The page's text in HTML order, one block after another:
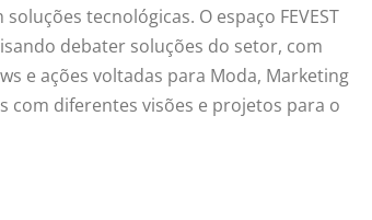
tecnológicas. O espaço FEVEST
debater soluções do setor, com
e ações voltadas para Moda, Marketing
com diferentes visões e projetos para o